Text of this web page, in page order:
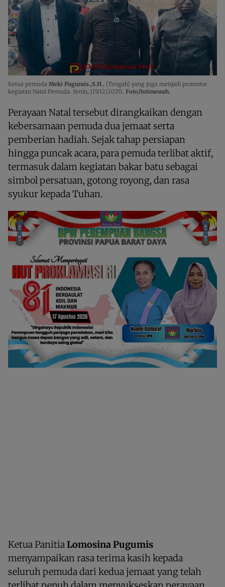
Ketua pemuda Meki Pugumis.,S.H., (Tengah) yang juga menjadi promotor
kegiatan Natal Pemuda. Senin, (15/12/2025). Foto/Istimewah.
Perayaan Natal tersebut dirangkaikan dengan
kebersamaan pemuda dua jemaat serta
pemberian hadiah. Sejak tahap persiapan
hingga puncak acara, para pemuda terlibat aktif,
termasuk dalam kegiatan bakar batu sebagai
simbol persatuan, gotong royong, dan rasa
syukur kepada Tuhan.
Ketua PanitiaLomosina Pugumis
menyampaikan rasa terima kasih kepada
seluruh pemuda dari kedua jemaat yang telah